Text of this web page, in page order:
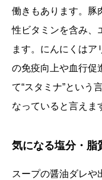
働きもあります。豚
性ビタミンを含み、
ます。にんにくはア
の免疫向上や血行促
て“スタミナ”という
なっていると言えま
気になる塩分・脂
スープの醤油ダレや